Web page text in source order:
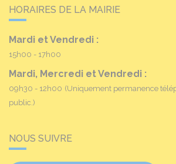
HORAIRES DE LA MAIRIE
Mardi et Vendredi :
15h00 - 17h00
Mardi, Mercredi et Vendredi :
09h30 - 12h00 (Uniquement permanence
public.)
NOUS SUIVRE